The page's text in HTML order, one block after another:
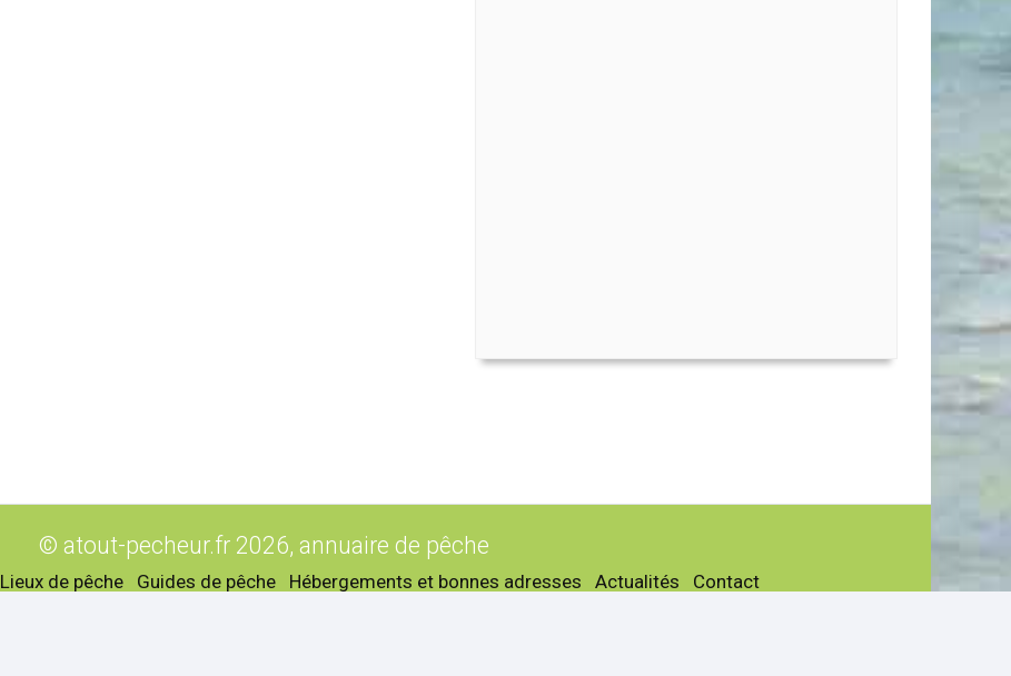
© atout-pecheur.fr 2026, annuaire de pêche
Lieux de pêche Guides de pêche Hébergements et bonnes adresses Actualités Contact